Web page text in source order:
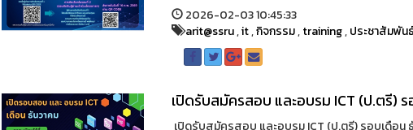
2026-02-03 10:45:33
arit@ssru,it,กิจกรรม,training,ประชาสัมพัน
เปิดรับสมัครสอบ และอบรม ICT (ป.ตรี)
เปิดรับสมัครสอบ และอบรม ICT (ป.ตรี) รอบเดือน